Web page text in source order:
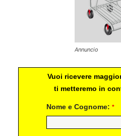
Annuncio
Vuoi ricevere
ti metteremo in
Nome e Cognome: *